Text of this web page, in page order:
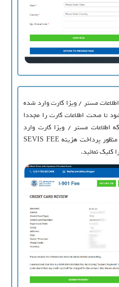
مستر / ویزا کارت وارد شده
تا صحت اطلاعات کارت را مجددا
اطلاعات مستر / ویزا کارت وارد
شده صحیح می باشد، به منظور پرداخت هزینه SEVIS FEE